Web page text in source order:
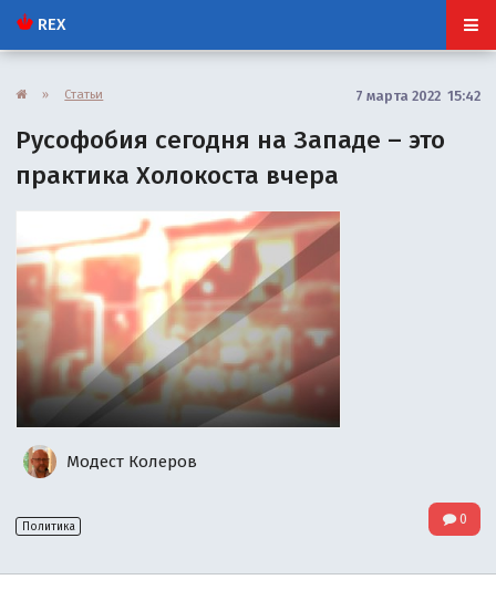
REX
» Статьи 7 марта 2022 15:42
Русофобия сегодня на Западе – это
практика Холокоста вчера
Модест Колеров
Политика 0